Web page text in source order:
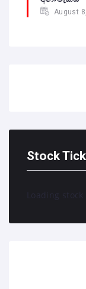
August
Stock
Loading stock